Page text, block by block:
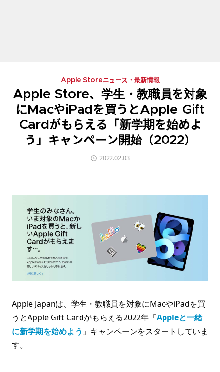
Apple Storeニュース・最新情報
Apple Store、学生・教職員を対象
にMacやiPadを買うとApple Gift
Cardがもらえる「新学期を始めよ
う」キャンペーン開始（2022）
2022.02.03
Apple Japanは、学生・教職員を対象にMacやiPadを買
うとApple Gift Cardがもらえる2022年「Appleと一緒
に新学期を始めよう 」キャンペーンをスタートしていま
す。